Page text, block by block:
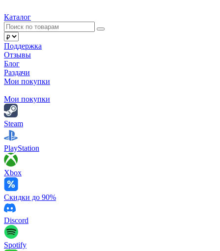
Каталог
Поддержка
Отзывы
Блог
Раздачи
Мои покупки
Мои покупки
Steam
PlayStation
Xbox
Скидки до 90%
Discord
Spotify